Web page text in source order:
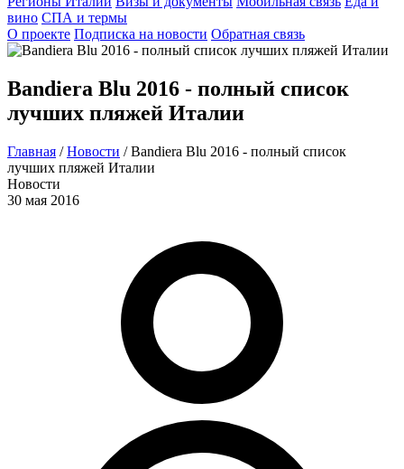
вино СПА и термы
О проекте Подписка на новости Обратная связь
Bandiera Blu 2016 - полный список
лучших пляжей Италии
Главная / Новости / Bandiera Blu 2016 - полный список
лучших пляжей Италии
Новости
30 мая 2016